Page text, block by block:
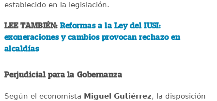
establecido en la legislación.
LEE TAMBIÉN: Reformas a la Ley del IUSI:
exoneraciones y cambios provocan rechazo en
alcaldías
Perjudicial para la Gobernanza
Según el economista Miguel Gutiérrez, la disposición